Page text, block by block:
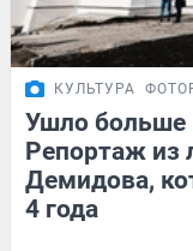
КУЛЬТУРА
Ушло больше
Репортаж из
Демидова,
4 года